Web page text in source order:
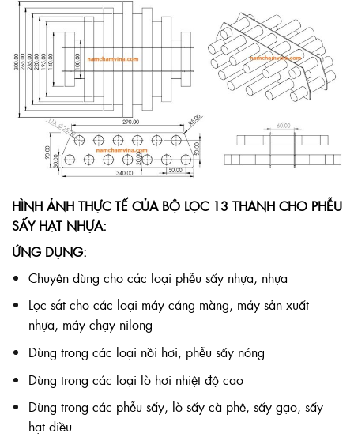
HÌNH ẢNH THỰC TẾ CỦA BỘ LỌC 13 THANH CHO PHỄU
SẤY HẠT NHỰA:
ỨNG DỤNG:
Chuyên dùng cho các loại phễu sấy nhựa, nhựa
Lọc sắt cho các loại máy cáng màng, máy sản xuất
nhựa, máy chạy nilong
Dùng trong các loại nồi hơi, phễu sấy nóng
Dùng trong các loại lò hơi nhiệt độ cao
Dùng trong các phễu sấy, lò sấy cà phê, sấy gạo, sấy
hạt điều